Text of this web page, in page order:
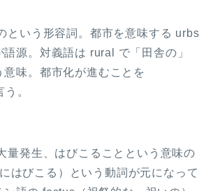
という形容詞。都市を意味する urbs
語源。対義語は rural で「田舎の」
意味。都市化が進むことを
。
量発生、はびこることという意味の
はびこる）という動詞が元になって